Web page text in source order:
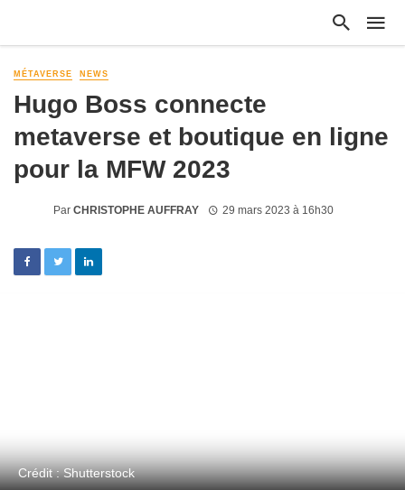
MÉTAVERSE NEWS
Hugo Boss connecte
metaverse et boutique en ligne
pour la MFW 2023
Par CHRISTOPHE AUFFRAY 29 mars 2023 à 16h30
Crédit : Shutterstock